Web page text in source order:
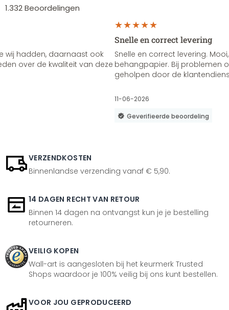
1.332Beoordelingen
wij hadden, daarnaast ook
over de kwaliteit van deze
Snelle en correct levering
Snelle en correct levering.
behangpapier. Bij problemen
geholpen door de
11-06-2026
Geverifieerde beoordeling
VERZENDKOSTEN
Binnenlandse verzending vanaf € 5,90.
14 DAGEN RECHT VAN RETOUR
Binnen 14 dagen na ontvangst kun je je bestelling
retourneren.
VEILIG KOPEN
Wall-art is aangesloten bij het keurmerk Trusted
Shops waardoor je 100% veilig bij ons kunt bestellen.
VOOR JOU GEPRODUCEERD